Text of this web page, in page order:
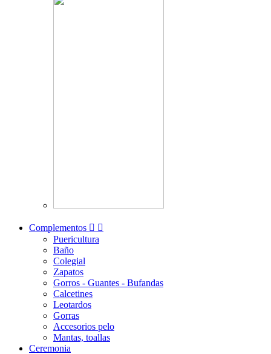
Complementos  
Puericultura
Baño
Colegial
Zapatos
Gorros - Guantes - Bufandas
Calcetines
Leotardos
Gorras
Accesorios pelo
Mantas, toallas
Ceremonia